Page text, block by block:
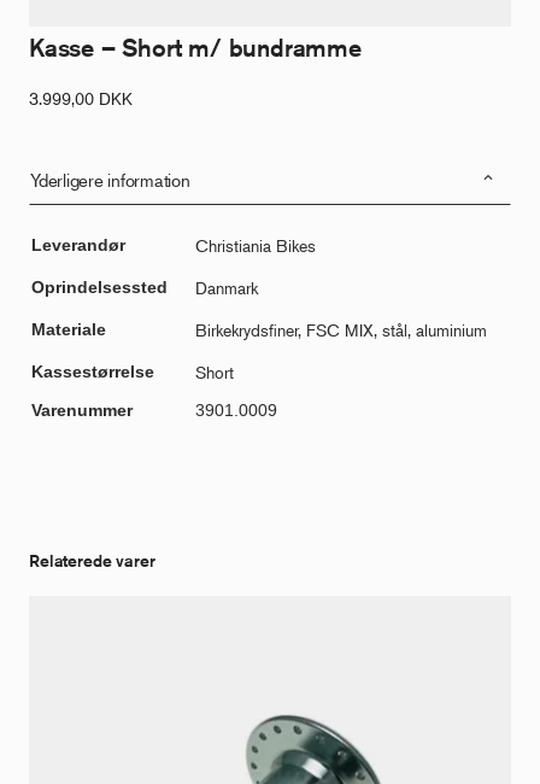
Kasse – Short m/ bundramme
3.999,00 DKK
Yderligere information
Leverandør Christiania Bikes
Oprindelsessted Danmark
Materiale Birkekrydsfiner, FSC MIX, stål, aluminium
Kassestørrelse Short
Varenummer 3901.0009
Relaterede varer